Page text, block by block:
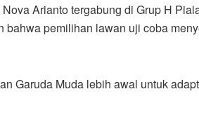
Arianto tergabung di Grup H
bahwa pemilihan lawan uji coba
Garuda Muda lebih awal untuk